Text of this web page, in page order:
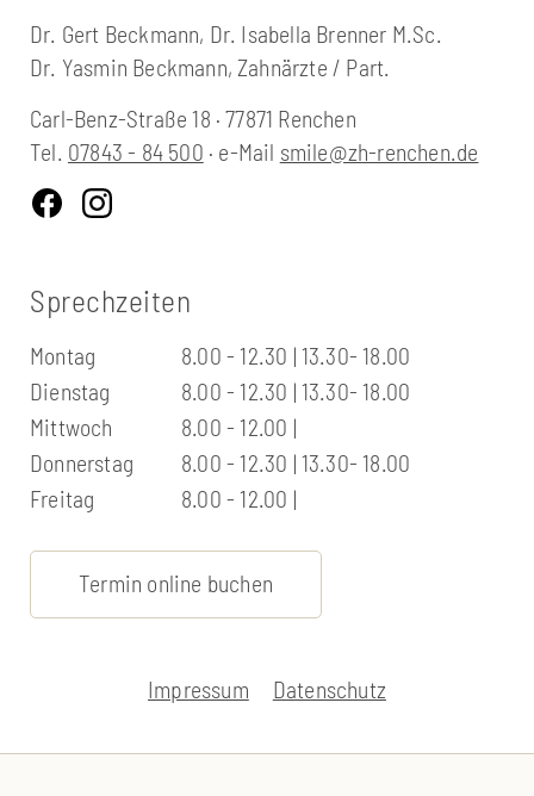
Dr. Gert Beckmann, Dr. Isabella Brenner M.Sc.
Dr. Yasmin Beckmann, Zahnärzte / Part.
Carl-Benz-Straße 18 · 77871 Renchen
Tel. 07843 - 84 500 · e-Mail smile@zh-renchen.de
Sprechzeiten
Montag
8.00 - 12.30 | 13.30- 18.00
Dienstag
8.00 - 12.30 | 13.30- 18.00
Mittwoch
8.00 - 12.00 |
Donnerstag
8.00 - 12.30 | 13.30- 18.00
Freitag
8.00 - 12.00 |
Termin online buchen
Impressum Datenschutz